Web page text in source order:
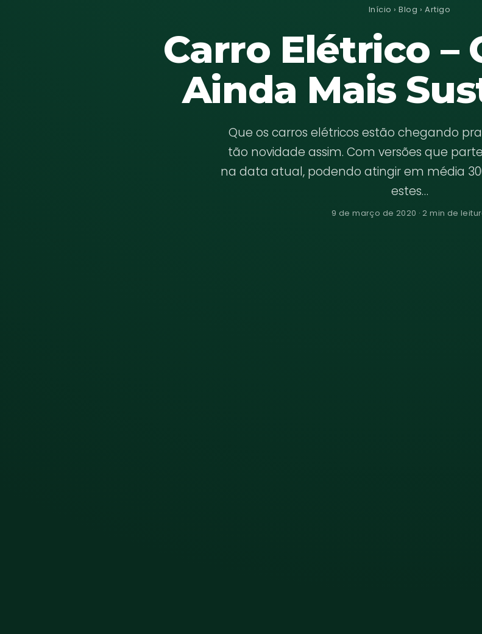
Início ›Blog › Artigo
Carro Elétrico –
Ainda Mais
Que os carros elétricos estão chegando
tão novidade assim. Com versões que
na data atual, podendo atingir em média
estes…
9 de março de 2020 · 2 min de